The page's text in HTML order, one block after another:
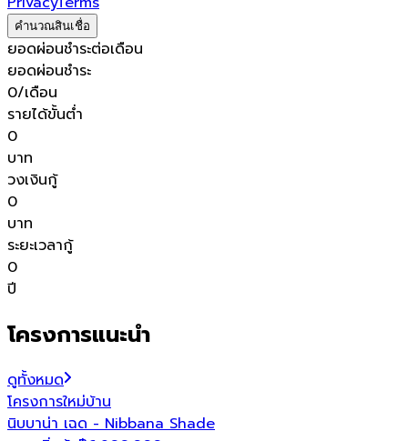
คำนวณสินเชื่อ
ยอดผ่อนชำระต่อเดือน
ยอดผ่อนชำระ
0/เดือน
รายได้ขั้นต่ำ
0
บาท
วงเงินกู้
0
บาท
ระยะเวลากู้
0
ปี
โครงการแนะนำ
ดูทั้งหมด
โครงการใหม่บ้าน
นิบบาน่า เฉด - Nibbana Shade